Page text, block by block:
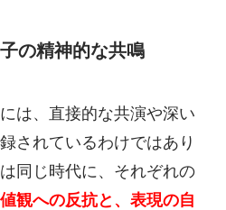
の精神的な共鳴
は、直接的な共演や深い
されているわけではあり
同じ時代に、それぞれの
観への反抗と、表現の自